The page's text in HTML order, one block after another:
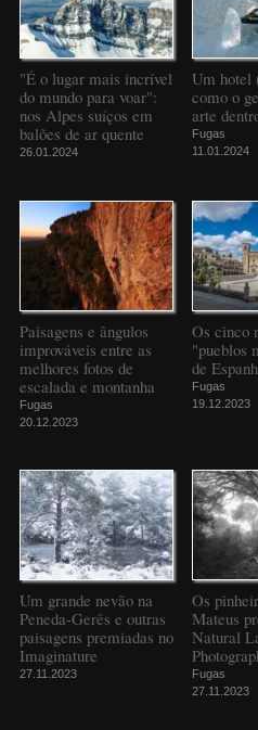
"É o lugar mais incrível
do mundo para voar":
nos Alpes suíços em
balões de ar quente
26.01.2024
Um hotel
como o
arte
Fugas
11.01.2024
Paisagens e ângulos
improváveis entre as
melhores fotos de
escalada e montanha
Fugas
20.12.2023
Os cinco
"pueblos
de
Fugas
19.12.2023
Um grande nevão na
Peneda-Gerês e outras
paisagens premiadas no
Imaginature
27.11.2023
Os
Mateus
Natural
Fugas
27.11.2023